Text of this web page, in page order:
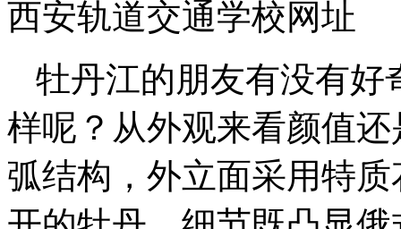
西安轨道交通学校网址
牡丹江的朋友有没有好
样呢？从外观来看颜值
弧结构，外立面采用特